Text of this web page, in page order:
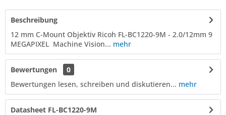
Beschreibung
12 mm C-Mount Objektiv Ricoh FL-BC1220-9M - 2.0/12mm 9
MEGAPIXEL Machine Vision... mehr
Bewertungen
0
Bewertungen lesen, schreiben und diskutieren... mehr
Datasheet FL-BC1220-9M